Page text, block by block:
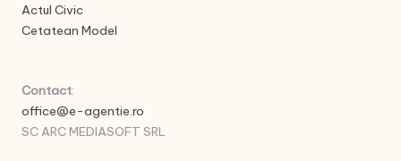
Actul Civic
Cetatean Model
Contact:
office@e-agentie.ro
SC ARC MEDIASOFT SRL